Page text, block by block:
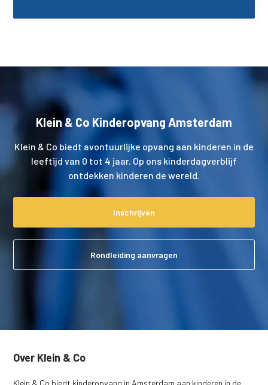
Klein & Co Kinderopvang Amsterdam
Klein & Co biedt avontuurlijke opvang aan kinderen in de
leeftijd van 0 tot 4 jaar. Op ons kinderdagverblijf
ontdekken kinderen de wereld.
Inschrijven
Rondleiding aanvragen
Over Klein & Co
Klein & Co biedt kinderopvang in Amsterdam aan kinderen in de